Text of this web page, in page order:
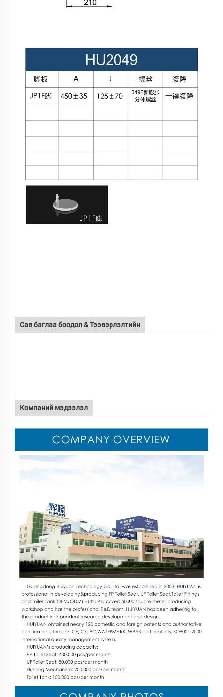
Сав баглаа боодол & Тээвэрлэлтийн
Компаний мэдээлэл